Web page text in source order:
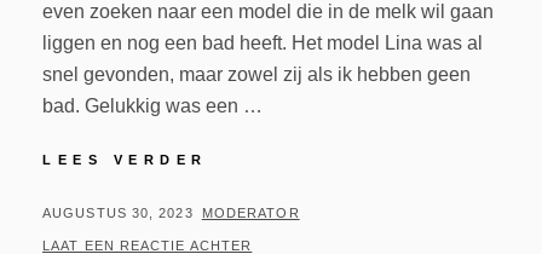
even zoeken naar een model die in de melk wil gaan
liggen en nog een bad heeft. Het model Lina was al
snel gevonden, maar zowel zij als ik hebben geen
bad. Gelukkig was een …
LEES VERDER
GEPLAATST
OP
AUGUSTUS 30, 2023 BY
MODERATOR
LAAT EEN REACTIE ACHTER